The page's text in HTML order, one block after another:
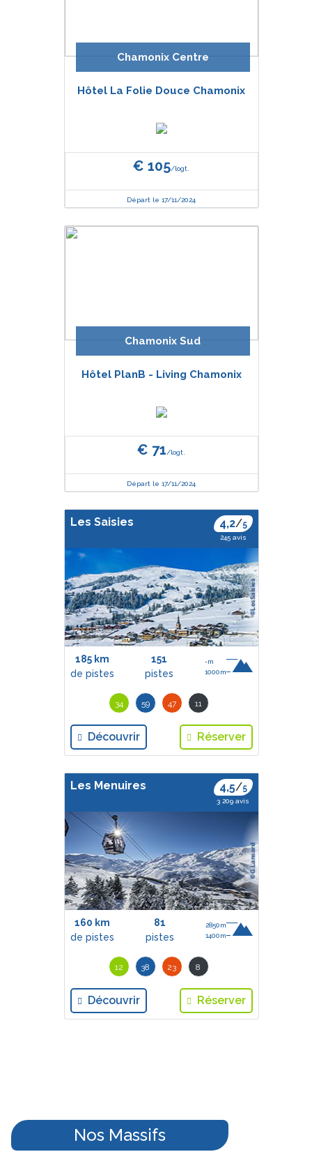
Chamonix Centre
Hôtel La Folie Douce Chamonix
€ 105/logt.
Départ le 17/11/2024
Chamonix Sud
Hôtel PlanB - Living Chamonix
€ 71/logt.
Départ le 17/11/2024
Les Saisies 4,2/5
245 avis
185 km
de pistes
151
pistes
-m
1000m
34 59 47 11
Découvrir Réserver
Les Menuires 4,5/5
3 209 avis
160 km
de pistes
81
pistes
2850m
1400m
12 38 23 8
Découvrir Réserver
Nos Massifs